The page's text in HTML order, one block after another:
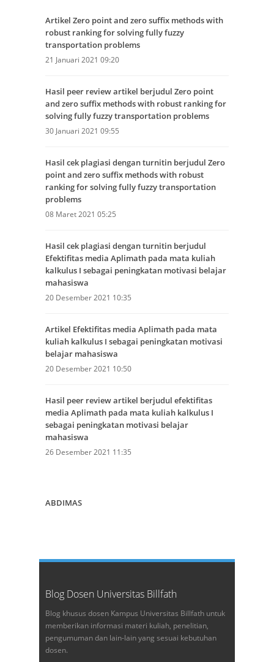
Artikel Zero point and zero suffix methods with
robust ranking for solving fully fuzzy
transportation problems
21 Januari 2021 09:20
Hasil peer review artikel berjudul Zero point
and zero suffix methods with robust ranking for
solving fully fuzzy transportation problems
30 Januari 2021 09:55
Hasil cek plagiasi dengan turnitin berjudul Zero
point and zero suffix methods with robust
ranking for solving fully fuzzy transportation
problems
08 Maret 2021 05:25
Hasil cek plagiasi dengan turnitin berjudul
Efektifitas media Aplimath pada mata kuliah
kalkulus I sebagai peningkatan motivasi belajar
mahasiswa
20 Desember 2021 10:35
Artikel Efektifitas media Aplimath pada mata
kuliah kalkulus I sebagai peningkatan motivasi
belajar mahasiswa
20 Desember 2021 10:50
Hasil peer review artikel berjudul efektifitas
media Aplimath pada mata kuliah kalkulus I
sebagai peningkatan motivasi belajar
mahasiswa
26 Desember 2021 11:35
ABDIMAS
Blog Dosen Universitas Billfath
Blog khusus dosen Kampus Universitas Billfath untuk
memberikan informasi materi kuliah, penelitian,
pengumuman dan lain-lain yang sesuai kebutuhan
dosen.